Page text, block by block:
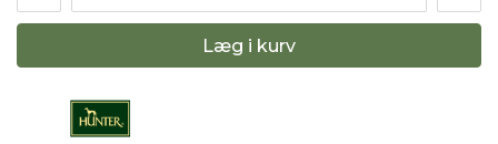
Læg i kurv